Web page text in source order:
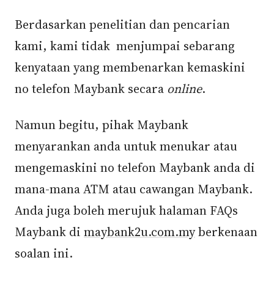
Berdasarkan penelitian dan pencarian
kami, kami tidak menjumpai sebarang
kenyataan yang membenarkan kemaskini
no telefon Maybank secara online.
Namun begitu, pihak Maybank
menyarankan anda untuk menukar atau
mengemaskini no telefon Maybank anda di
mana-mana ATM atau cawangan Maybank.
Anda juga boleh merujuk halaman FAQs
Maybank di maybank2u.com.myberkenaan
soalan ini.